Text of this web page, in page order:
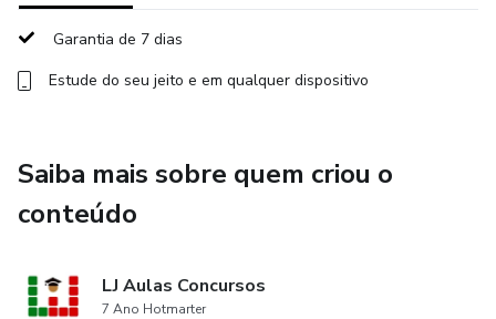
Garantia de 7 dias
Estude do seu jeito e em qualquer dispositivo
Saiba mais sobre quem criou o
conteúdo
LJ Aulas Concursos
7 Ano Hotmarter